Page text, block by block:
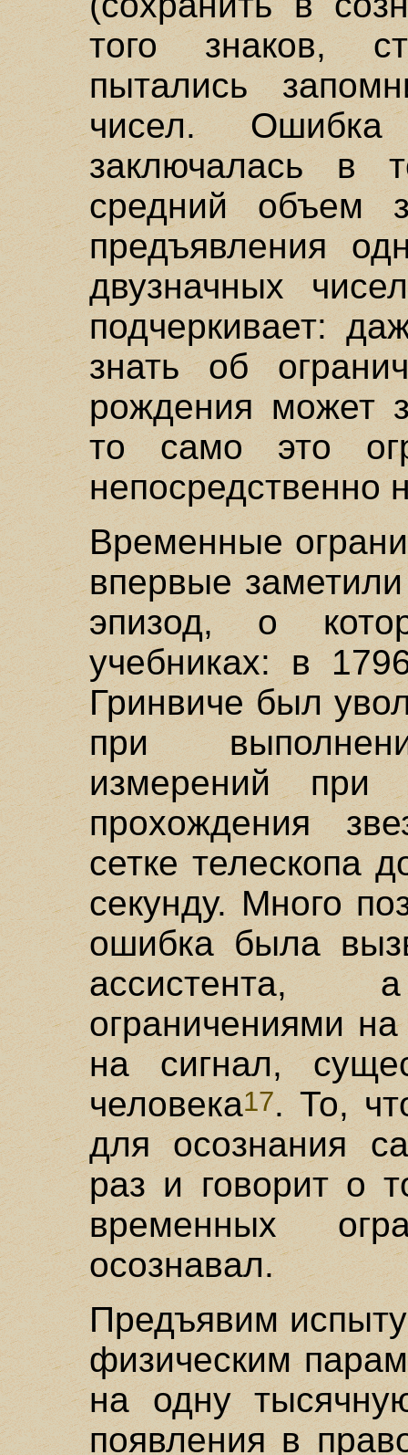
того знаков,
пытались
чисел. Ошибка
заключалась в
средний объем
предъявления
двузначных
подчеркивает:
знать об
рождения может
то само это
непосредственно
Временные
впервые
эпизод, о
учебниках: в
Гринвиче был
при
измерений при
прохождения
сетке телескопа
секунду. Много
ошибка была
ассистента,
ограничениями на
на сигнал,
человека17. То,
для осознания
раз и говорит о
временных
осознавал.
Предъявим
физическим
на одну
появления в